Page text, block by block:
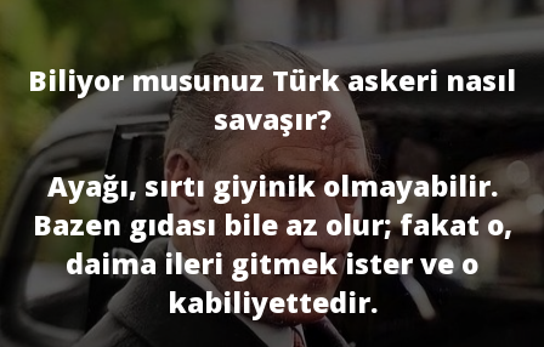
Biliyor musunuz Türk askeri nasıl
savaşır?
Ayağı, sırtı giyinik olmayabilir.
Bazen gıdası bile az olur; fakat o,
daima ileri gitmek ister ve o
kabiliyettedir.